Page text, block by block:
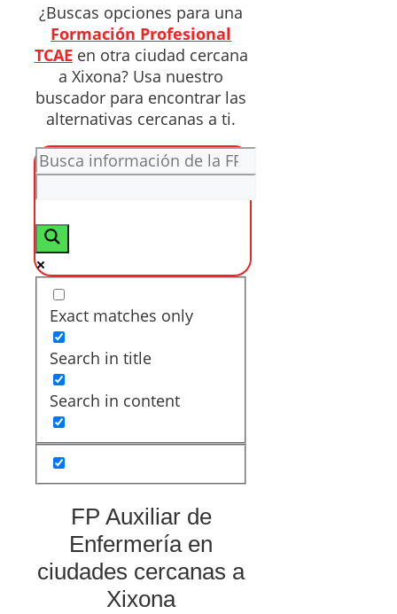
¿Buscas opciones para una
Formación Profesional
TCAE en otra ciudad cercana
a Xixona? Usa nuestro
buscador para encontrar las
alternativas cercanas a ti.
Exact matches only
Search in title
Search in content
FP Auxiliar de
Enfermería en
ciudades cercanas a
Xixona